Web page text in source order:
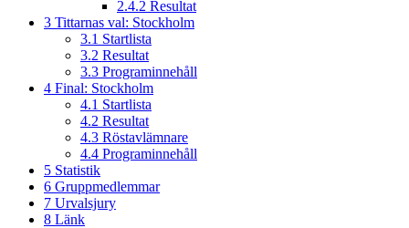
2.4.2 Resultat
3 Tittarnas val: Stockholm
3.1 Startlista
3.2 Resultat
3.3 Programinnehåll
4 Final: Stockholm
4.1 Startlista
4.2 Resultat
4.3 Röstavlämnare
4.4 Programinnehåll
5 Statistik
6 Gruppmedlemmar
7 Urvalsjury
8 Länk